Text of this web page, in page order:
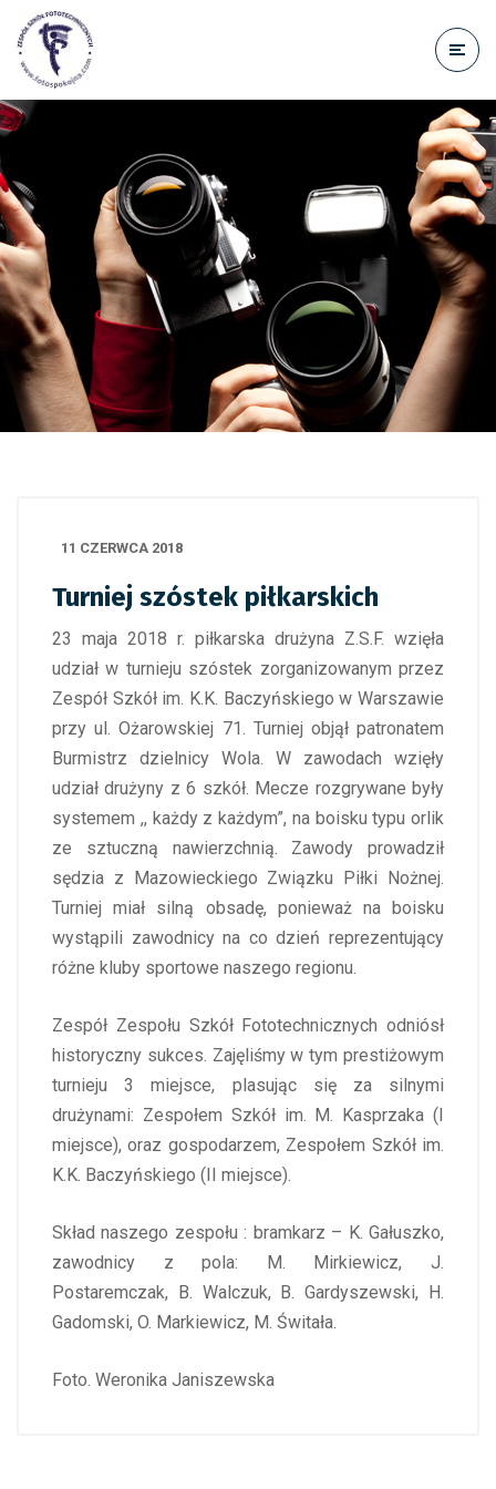
treści
11 CZERWCA 2018
Turniej szóstek piłkarskich
23 maja 2018 r. piłkarska drużyna Z.S.F. wzięła
udział w turnieju szóstek zorganizowanym przez
Zespół Szkół im. K.K. Baczyńskiego w Warszawie
przy ul. Ożarowskiej 71. Turniej objął patronatem
Burmistrz dzielnicy Wola. W zawodach wzięły
udział drużyny z 6 szkół. Mecze rozgrywane były
systemem ,, każdy z każdym”, na boisku typu orlik
ze sztuczną nawierzchnią. Zawody prowadził
sędzia z Mazowieckiego Związku Piłki Nożnej.
Turniej miał silną obsadę, ponieważ na boisku
wystąpili zawodnicy na co dzień reprezentujący
różne kluby sportowe naszego regionu.
Zespół Zespołu Szkół Fototechnicznych odniósł
historyczny sukces. Zajęliśmy w tym prestiżowym
turnieju 3 miejsce, plasując się za silnymi
drużynami: Zespołem Szkół im. M. Kasprzaka (I
miejsce), oraz gospodarzem, Zespołem Szkół im.
K.K. Baczyńskiego (II miejsce).
Skład naszego zespołu : bramkarz – K. Gałuszko,
zawodnicy z pola: M. Mirkiewicz, J.
Postaremczak, B. Walczuk, B. Gardyszewski, H.
Gadomski, O. Markiewicz, M. Świtała.
Foto. Weronika Janiszewska